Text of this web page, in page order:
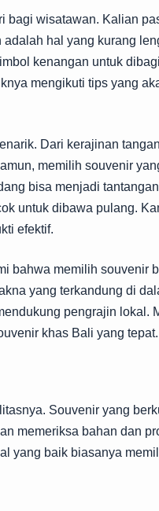
bagi wisatawan. Kalian
hal yang kurang
kenangan untuk
mengikuti tips yang
Dari kerajinan
memilih souvenir
bisa menjadi
untuk dibawa pulang.
efektif.
bahwa memilih souvenir
yang terkandung di
pengrajin lokal.
khas Bali yang tepat.
Souvenir yang
memeriksa bahan dan
yang baik biasanya